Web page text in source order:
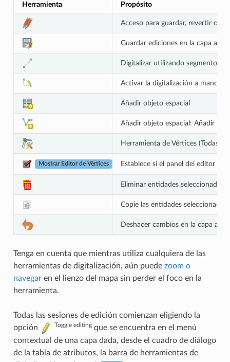
Herramienta Propósito
Acceso para guardar, revertir o
Guardar ediciones en la capa
Digitalizar utilizando segmentos
Activar la digitalización a mano
Añadir objeto espacial
Añadir objeto espacial: Añadir
Herramienta de Vértices (Todas
Mostrar Editor de Vértices Establece si el panel del editor
Eliminar entidades seleccionadas
Copie las entidades
Deshacer cambios en la capa
Tenga en cuenta que mientras utiliza cualquiera de las
herramientas de digitalización, aún puede zoom o
navegaren el lienzo del mapa sin perder el foco en la
herramienta.
Todas las sesiones de edición comienzan eligiendo la
opción
Toggle editingque se encuentra en el menú
contextual de una capa dada, desde el cuadro de diálogo
de la tabla de atributos, la barra de herramientas de